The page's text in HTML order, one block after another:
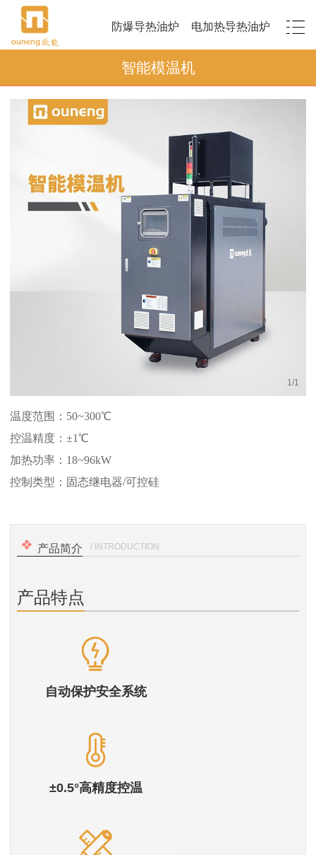
防爆导热油炉 电加热导热油炉
智能模温机
1 /1
温度范围：50~300℃
控温精度：±1℃
加热功率：18~96kW
控制类型：固态继电器/可控硅
产品简介 / INTRODUCTION
产品特点
自动保护安全系统
±0.5°高精度控温